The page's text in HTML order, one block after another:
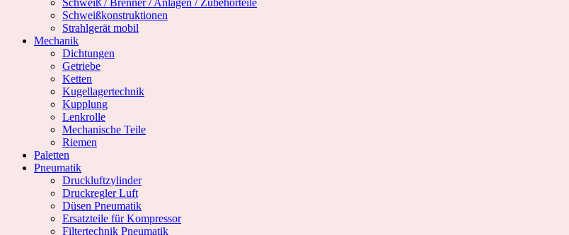
Schweiß / Brenner / Anlagen / Zubehörteile
Schweißkonstruktionen
Strahlgerät mobil
Mechanik
Dichtungen
Getriebe
Ketten
Kugellagertechnik
Kupplung
Lenkrolle
Mechanische Teile
Riemen
Paletten
Pneumatik
Druckluftzylinder
Druckregler Luft
Düsen Pneumatik
Ersatzteile für Kompressor
Filtertechnik Pneumatik